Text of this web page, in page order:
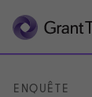
ENQUÊTE